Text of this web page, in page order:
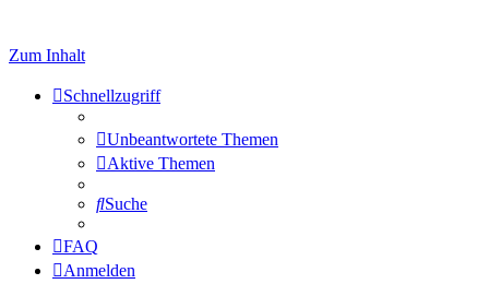
Zum Inhalt
Schnellzugriff
Unbeantwortete Themen
Aktive Themen
Suche
FAQ
Anmelden